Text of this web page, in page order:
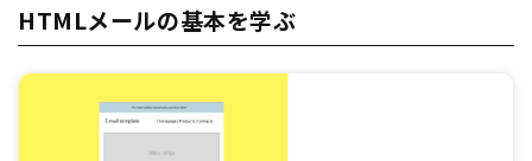
HTMLメールの基本を学ぶ